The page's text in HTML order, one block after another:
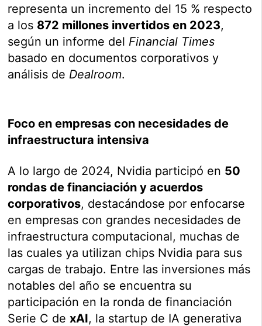
representa un incremento del 15 % respecto
a los 872 millones invertidos en 2023,
según un informe del Financial Times
basado en documentos corporativos y
análisis de Dealroom.
Foco en empresas con necesidades de
infraestructura intensiva
A lo largo de 2024, Nvidia participó en 50
rondas de financiación y acuerdos
corporativos, destacándose por enfocarse
en empresas con grandes necesidades de
infraestructura computacional, muchas de
las cuales ya utilizan chips Nvidia para sus
cargas de trabajo. Entre las inversiones más
notables del año se encuentra su
participación en la ronda de financiación
Serie C dexAI, la startup de IA generativa